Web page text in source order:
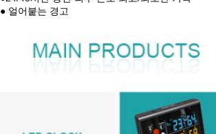
● 얼어붙는 경고